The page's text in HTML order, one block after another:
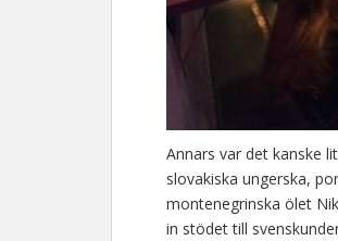
Annars var det kanske
slovakiska ungerska,
montenegrinska ölet
in stödet till